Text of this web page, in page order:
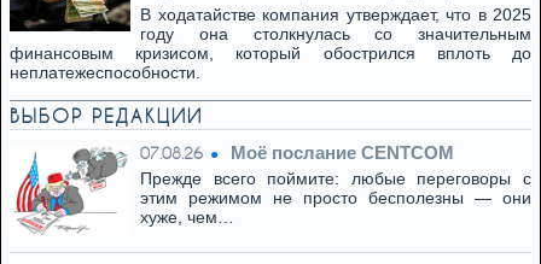
В ходатайстве компания утверждает, что в 2025
году она столкнулась со значительным
финансовым кризисом, который обострился вплоть до
неплатежеспособности.
ВЫБОР РЕДАКЦИИ
07.08.26 Моё послание CENTCOM
Прежде всего поймите: любые переговоры с
этим режимом не просто бесполезны — они
хуже, чем…